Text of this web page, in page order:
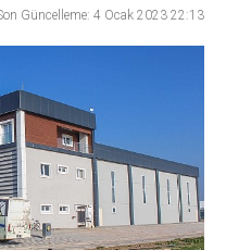
Güncelleme: 4 Ocak 2023 22:13